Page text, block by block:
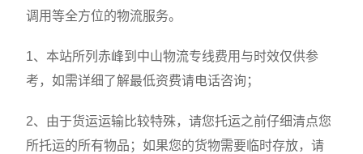
调用等全方位的物流服务。
1、本站所列赤峰到中山物流专线费用与时效仅供参
考，如需详细了解最低资费请电话咨询；
2、由于货运运输比较特殊，请您托运之前仔细清点您
所托运的所有物品；如果您的货物需要临时存放，请